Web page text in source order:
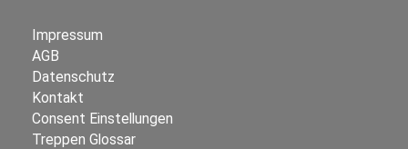
Impressum
AGB
Datenschutz
Kontakt
Consent Einstellungen
Treppen Glossar